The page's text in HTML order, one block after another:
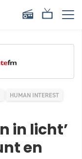
HUMAN INTEREST
in licht’
en